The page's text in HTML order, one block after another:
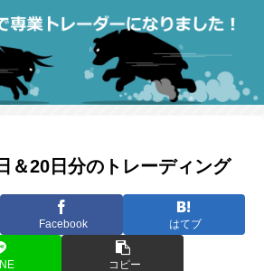
＆20日分のトレーディング
Facebook はてブ
コピー